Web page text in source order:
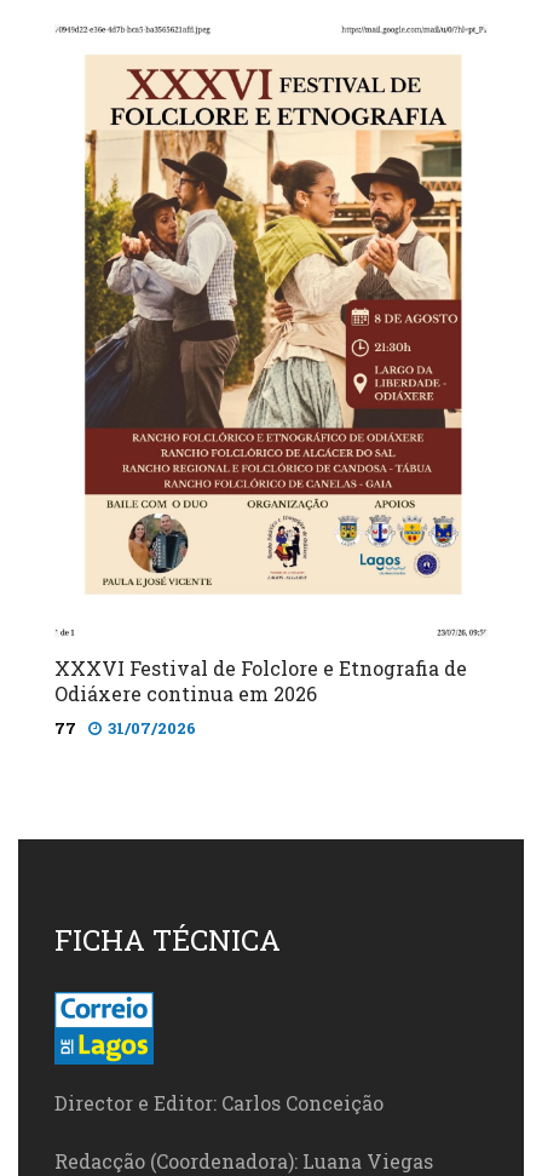
XXXVI Festival de Folclore e Etnografia de
Odiáxere continua em 2026
77 31/07/2026
FICHA TÉCNICA
Director e Editor: Carlos Conceição
Redacção (Coordenadora): Luana Viegas